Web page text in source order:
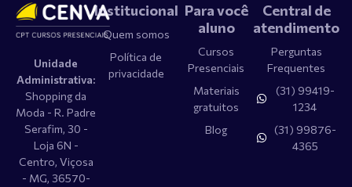
Unidade
Administrativa:
Shopping da
Moda - R. Padre
Serafim, 30 -
Loja 6N -
Centro, Viçosa
- MG, 36570-
Institucional
Quem somos
Política de
privacidade
Para você
aluno
Cursos
Presenciais
Materiais
gratuitos
Blog
Central de
atendimento
Perguntas
Frequentes
(31) 99419-
1234​
(31) 99876-
4365